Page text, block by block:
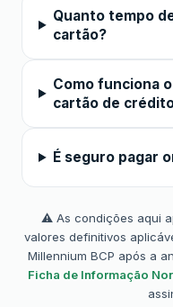
Quanto tempo
cartão?
Como funciona
cartão de
É seguro pagar
⚠️ As condições aqui
valores definitivos
Millennium BCP após a
Ficha de Informação